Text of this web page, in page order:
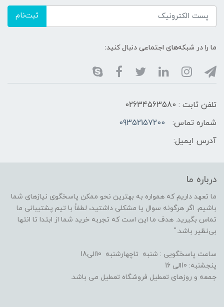
ثبت‌نام
ما را در شبکه‌های اجتماعی دنبال کنید:
تلفن ثابت : 02634563580
شماره تماس:
09352157200
آدرس ایمیل:
درباره ما
ما تعهد داریم که همواره به بهترین نحو ممکن پاسخگوی نیازهای شما
باشیم. اگر هرگونه سوال یا مشکلی داشتید، لطفاً با تیم پشتیبانی ما
تماس بگیرید. هدف ما این است که تجربه خرید شما از ابتدا تا انتها
بی‌نظیر باشد."
ساعت پاسخگویی : شنبه تاچهارشنبه 10الی18
پنجشنبه: 10الی 16
جمعه و روزهای تعطیل فروشگاه تعطیل می باشد.